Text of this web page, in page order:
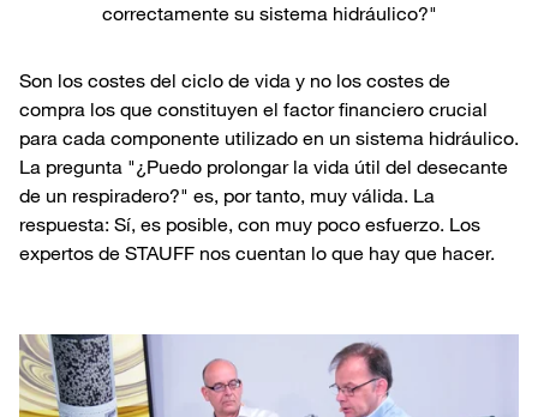
correctamente su sistema hidráulico?"
Son los costes del ciclo de vida y no los costes de
compra los que constituyen el factor financiero crucial
para cada componente utilizado en un sistema hidráulico.
La pregunta "¿Puedo prolongar la vida útil del desecante
de un respiradero?" es, por tanto, muy válida. La
respuesta: Sí, es posible, con muy poco esfuerzo. Los
expertos de STAUFF nos cuentan lo que hay que hacer.